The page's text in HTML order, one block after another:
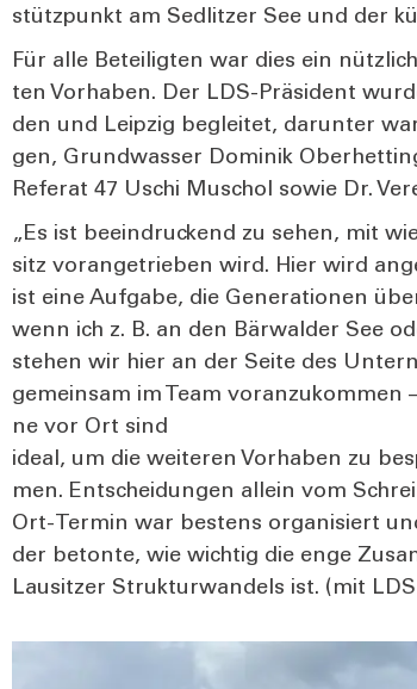
stütz­punkt am Sedlit­zer See und der
Für alle Betei­lig­ten war dies ein
ten Vor­ha­ben. Der LDS-Prä­si­dent
den und Leip­zig beglei­tet, dar­un­ter
gen, Grund­was­ser Domi­nik
Refe­rat 47 Uschi Muschol sowie Dr.
„Es ist beein­dru­ckend zu sehen, mit
sitz vor­an­ge­trie­ben wird. Hier wird
ist eine Auf­ga­be, die Gene­ra­tio­nen
wenn ich z. B. an den Bär­wal­der See
ste­hen wir hier an der Sei­te des
gemein­sam im Team
ne vor Ort sind
ide­al, um die wei­te­ren Vor­ha­ben zu
men. Ent­schei­dun­gen allein vom
Ort-Ter­min war bes­tens orga­ni­siert
der beton­te, wie wich­tig die enge
Lau­sit­zer Struk­tur­wan­dels ist. (mit LDS